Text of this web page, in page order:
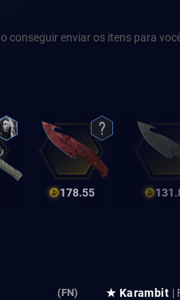
conseguir enviar os itens para
178.55
(FN) ★ Karambit |